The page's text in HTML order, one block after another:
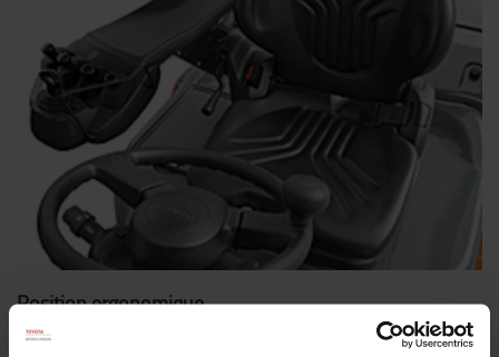
Position ergonomique
Le siège complètement réglable avec renforts latéraux et